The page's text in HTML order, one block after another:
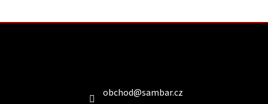
obchod@sambar.cz